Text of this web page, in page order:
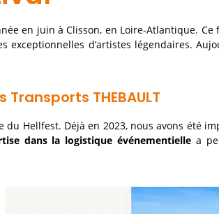
en juin à Clisson, en Loire-Atlantique.
d’artistes légendaires.
THEBAULT
Hellfest. Déjà en 2023, nous avons été
dans la logistique événementielle a